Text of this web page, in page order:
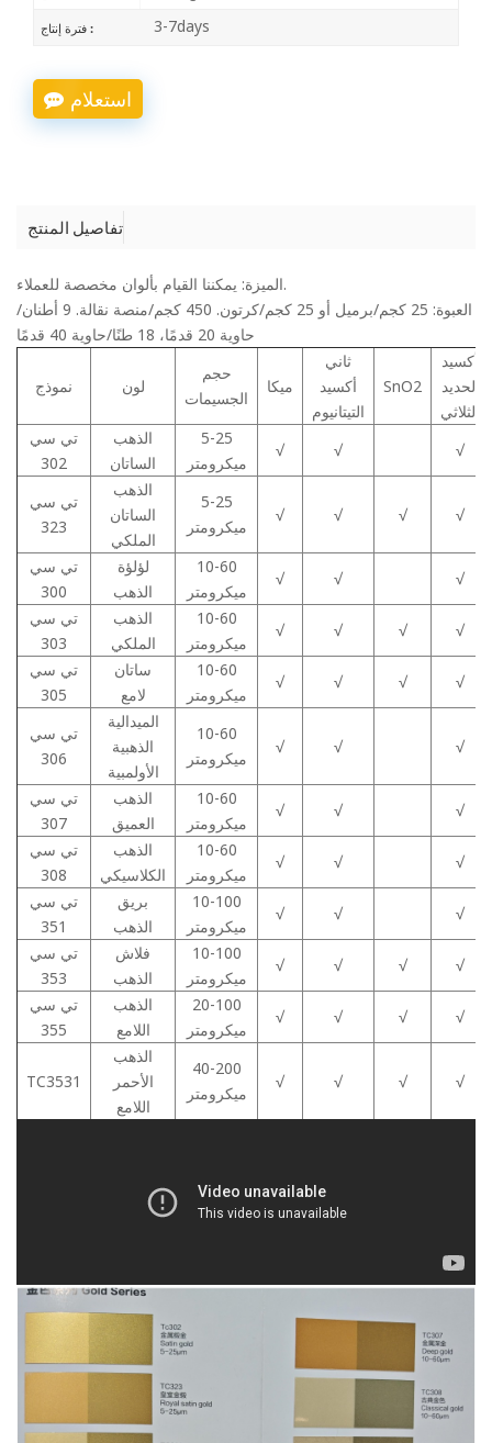
فترة إنتاج : 3-7days
استعلام
تفاصيل المنتج
الميزة: يمكننا القيام بألوان مخصصة للعملاء.
العبوة: 25 كجم/برميل أو 25 كجم/كرتون. 450 كجم/منصة نقالة. 9 أطنان/
حاوية 20 قدمًا، 18 طنًا/حاوية 40 قدمًا
نموذج لون
حجم
الجسيمات
ميكا
ثاني
أكسيد
التيتانيوم
SnO2
أكسيد
الحديد
الثلاثي
تي سي
302
الذهب
الساتان
5-25
ميكرومتر
√ √ √
تي سي
323
الذهب
الساتان
الملكي
5-25
ميكرومتر
√ √ √ √
تي سي
300
لؤلؤة
الذهب
10-60
ميكرومتر
√ √
√
تي سي
303
الذهب
الملكي
10-60
ميكرومتر
√ √ √
√
تي سي
305
ساتان
لامع
10-60
ميكرومتر
√ √ √ √
تي سي
306
الميدالية
الذهبية
الأولمبية
10-60
ميكرومتر
√ √ √
تي سي
307
الذهب
العميق
10-60
ميكرومتر
√ √
√
تي سي
308
الذهب
الكلاسيكي
10-60
ميكرومتر
√ √
√
تي سي
351
بريق
الذهب
10-100
ميكرومتر
√ √
√
تي سي
353
فلاش
الذهب
10-100
ميكرومتر
√ √ √
√
تي سي
355
الذهب
اللامع
20-100
ميكرومتر
√ √ √ √
TC3531
الذهب
الأحمر
اللامع
40-200
ميكرومتر
√ √ √ √